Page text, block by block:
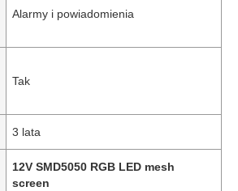
Alarmy i powiadomienia
Tak
3 lata
12V SMD5050 RGB LED mesh
screen